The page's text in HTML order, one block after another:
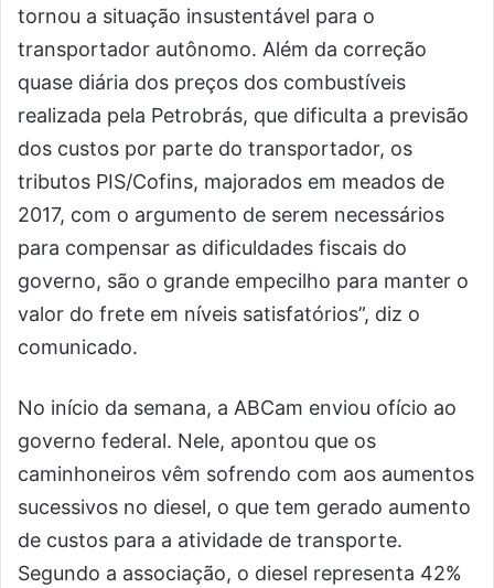
tornou a situação insustentável para o
transportador autônomo. Além da correção
quase diária dos preços dos combustíveis
realizada pela Petrobrás, que dificulta a previsão
dos custos por parte do transportador, os
tributos PIS/Cofins, majorados em meados de
2017, com o argumento de serem necessários
para compensar as dificuldades fiscais do
governo, são o grande empecilho para manter o
valor do frete em níveis satisfatórios”, diz o
comunicado.
No início da semana, a ABCam enviou ofício ao
governo federal. Nele, apontou que os
caminhoneiros vêm sofrendo com aos aumentos
sucessivos no diesel, o que tem gerado aumento
de custos para a atividade de transporte.
Segundo a associação, o diesel representa 42%